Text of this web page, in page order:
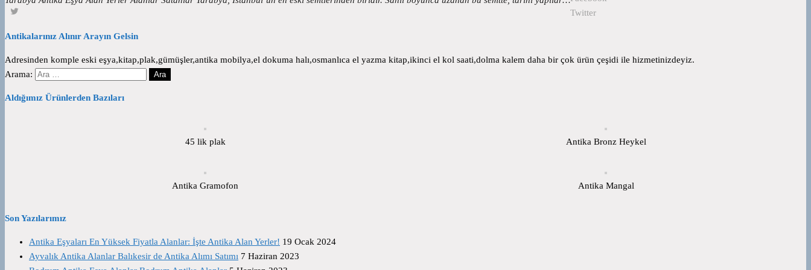
Twitter
Antikalarınız Alınır Arayın Gelsin
Adresinden komple eski eşya,kitap,plak,gümüşler,antika mobilya,el dokuma halı,osmanlıca el yazma kitap,ikinci el kol saati,dolma kalem daha bir çok ürün çeşidi ile hizmetinizdeyiz.
Arama:
Aldığımız Ürünlerden Bazıları
45 lik plak Antika Bronz Heykel
Antika Gramofon Antika Mangal
Son Yazılarımız
Antika Eşyaları En Yüksek Fiyatla Alanlar: İşte Antika Alan Yerler! 19 Ocak 2024
Ayvalık Antika Alanlar Balıkesir de Antika Alımı Satımı 7 Haziran 2023